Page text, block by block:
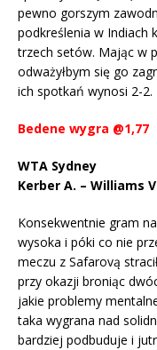
pewno gorszym
podkreślenia w Indiach
trzech setów. Mając w
odważyłbym się go
ich spotkań wynosi 2-2.
Bedene wygra @1,77
WTA Sydney
Kerber A. – Williams
Konsekwentnie gram
wysoka i póki co nie
meczu z Safarovą
przy okazji broniąc
jakie problemy
taka wygrana nad
bardziej podbuduje i